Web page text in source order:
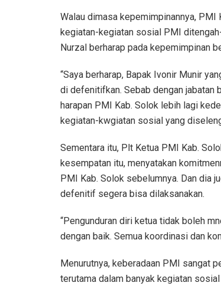
Walau dimasa kepemimpinannya,
kegiatan-kegiatan sosial PMI
Nurzal berharap pada kepemimpinan
“Saya berharap, Bapak Ivonir Munir
di defenitifkan. Sebab dengan jabatan
harapan PMI Kab. Solok lebih lagi
kegiatan-kwgiatan sosial yang
Sementara itu, Plt Ketua PMI Kab.
kesempatan itu, menyatakan
PMI Kab. Solok sebelumnya. Dan dia
defenitif segera bisa dilaksanakan.
“Pengunduran diri ketua tidak boleh
dengan baik. Semua koordinasi dan
Menurutnya, keberadaan PMI sangat
terutama dalam banyak kegiatan